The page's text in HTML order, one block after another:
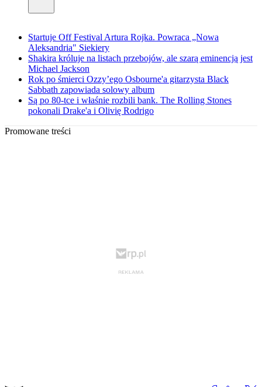
Startuje Off Festival Artura Rojka. Powraca „Nowa
Aleksandria" Siekiery
Shakira króluje na listach przebojów, ale szarą eminencją jest
Michael Jackson
Rok po śmierci Ozzy’ego Osbourne'a gitarzysta Black
Sabbath zapowiada solowy album
Są po 80-tce i właśnie rozbili bank. The Rolling Stones
pokonali Drake'a i Olivię Rodrigo
Promowane treści